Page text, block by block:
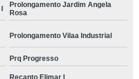
Prolongamento Jardim Angela
Rosa
Prolongamento Vilaa Industrial
Prq Progresso